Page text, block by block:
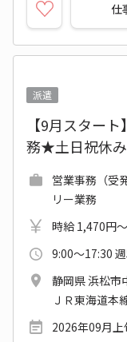
仕
派遣
【9月スター
務★土日祝休み
営業事務（受
リー業務
時給 1,470円
9:00～17:30
静岡県 浜松市
ＪＲ東海道本
2026年09月